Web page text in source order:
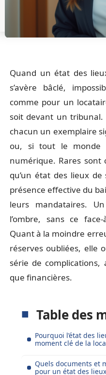
Quand un état des
s’avère bâclé,
comme pour un
soit devant un
chacun un exemplaire
ou, si tout le monde
numérique. Rares sont
qu’un état des lieux
présence effective du
leurs mandataires.
l’ombre, sans ce
Quant à la moindre
réserves oubliées, elle
série de complications,
que financières.
Table des
Pourquoi l’état des
moment clé de la
Quels documents et
pour un état des